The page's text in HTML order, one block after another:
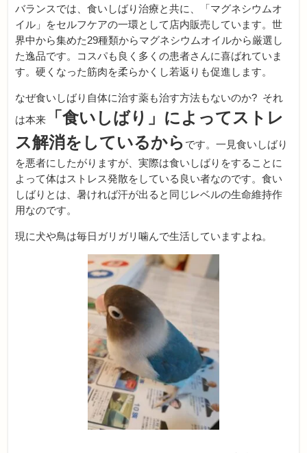
バランスでは、食いしばり治療と共に、「マグネシウムオ
イル」をセルフケアの一環として店内販売しています。世
界中から集めた29種類からマグネシウムオイルから厳選し
た逸品です。コスパも良く多くの患者さんに喜ばれていま
す。硬くなった筋肉を柔らかくし若返りも促進します。
なぜ食いしばり自体に治す薬も治す方法もないのか? それ
は本来
「食いしばり」によってストレ
ス解消をしているから です。一見食いしばり
を悪者にしたがりますが、実際は食いしばりをすることに
よって体はストレス発散をしている良い者なのです。食い
しばりとは、暑ければ汗が出ると同じレベルの生命維持作
用なのです。
現に犬や鳥は毎日ガリガリ噛んで生活していますよね。